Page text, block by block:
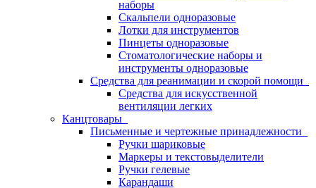
наборы
Скальпели одноразовые
Лотки для инструментов
Пинцеты одноразовые
Стоматологические наборы и
инструменты одноразовые
Средства для реанимации и скорой помощи
Средства для искусственной
вентиляции легких
Канцтовары
Письменные и чертежные принадлежности
Ручки шариковые
Маркеры и текстовыделители
Ручки гелевые
Карандаши